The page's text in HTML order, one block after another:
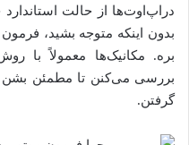
دراپ‌اوت‌ها از حالت
بدون اینکه متوجه بشید،
بره. مکانیک‌ها معمولاً با
بررسی می‌کنن تا مطمئن
گرفتن.